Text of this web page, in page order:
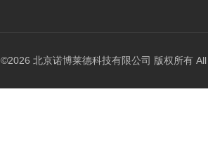
©2026 北京诺博莱德科技有限公司 版权所有